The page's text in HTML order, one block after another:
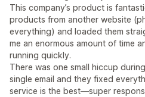
This company’s product is
products from another website
everything) and loaded them
me an enormous amount of time
running quickly.
There was one small hiccup
single email and they fixed
service is the best—super